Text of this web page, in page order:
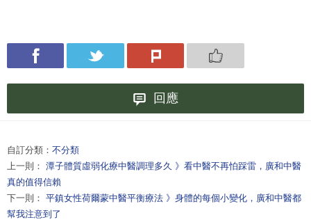
回應
自訂分類： 不分類
上一則： 潭子體質虛弱化療中醫調理多久 》看中醫不再怕踩雷，廣和中醫
真的值得信賴
下一則： 平鎮女性荷爾蒙中醫平衡療法 》身體的每個小變化，廣和中醫都
幫我注意到了